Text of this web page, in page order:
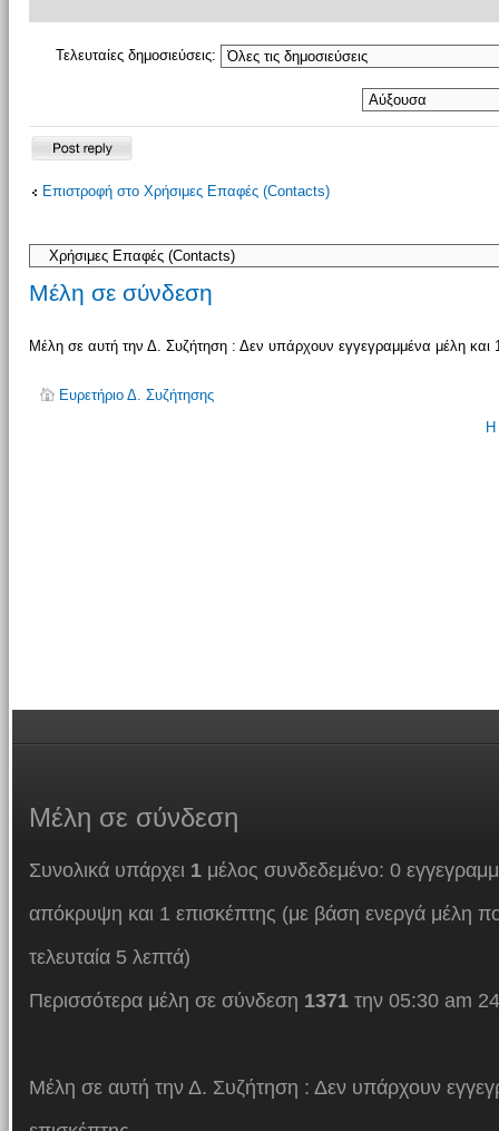
Τελευταίες δημοσιεύσεις:
Δημιουργία
απάντησης
Επιστροφή στο Χρήσιμες Επαφές (Contacts)
Μέλη σε σύνδεση
Μέλη σε αυτή την Δ. Συζήτηση : Δεν υπάρχουν εγγεγραμμένα μέλη και
Ευρετήριο Δ. Συζήτησης
Η
Μέλη σε σύνδεση
Συνολικά υπάρχει 1μέλος συνδεδεμένο: 0
απόκρυψη και 1 επισκέπτης (με βάση ενεργά μέλη
τελευταία 5 λεπτά)
Περισσότερα μέλη σε σύνδεση 1371την 05:30 am
Μέλη σε αυτή την Δ. Συζήτηση : Δεν υπάρχουν